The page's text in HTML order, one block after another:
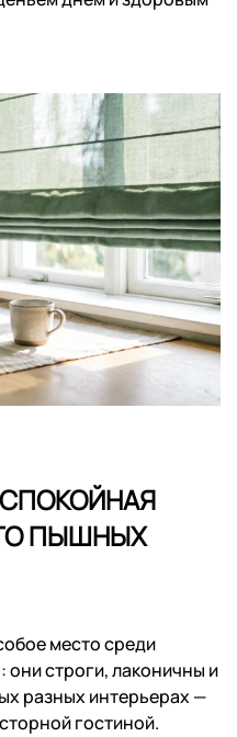
ПЫШНЫХ
место среди
строги, лаконичны и
разных интерьерах —
гостиной.